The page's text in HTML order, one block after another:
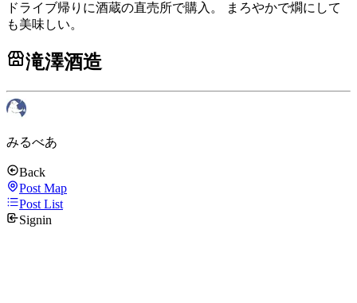
ドライブ帰りに酒蔵の直売所で購入。 まろやかで燗にして
も美味しい。
滝澤酒造
みるべあ
Back
Post Map
Post List
Signin